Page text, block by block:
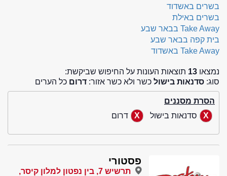
בשרים באשדוד
בשרים באילת
Take Away בבאר שבע
בית קפה בבאר שבע
Take Away באשדוד
נמצאו 13 תוצאות העונות על החיפוש שביקשת:
סוג: סדנאות בישול כשר ולא כשר אזור: דרום כל הערים
הסרת מסננים
סדנאות בישול
דרום
פסטורי
תרשיש 7, בין נפטון למלון קיסר,